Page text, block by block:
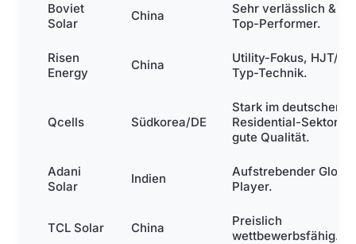
Boviet
Solar
China
Sehr verlässlich &
Top-Performer.
Risen
Energy
China
Utility-Fokus, HJT/N-
Typ-Technik.
Qcells Südkorea/DE
Stark im deutschen
Residential-Sektor,
gute Qualität.
Adani
Solar
Indien
Aufstrebender Global
Player.
TCL Solar China
Preislich
wettbewerbsfähig.